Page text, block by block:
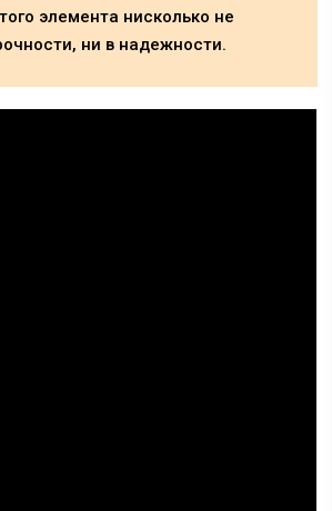
элемента нисколько не
ни в надежности.